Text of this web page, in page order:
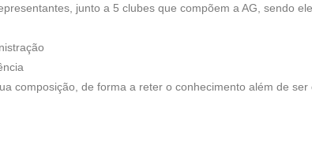
junto a 5 clubes que compõem a AG, sendo
composição, de forma a reter o conhecimento além de